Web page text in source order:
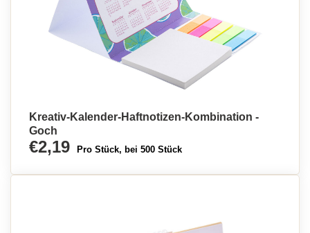
Kreativ-Kalender-Haftnotizen-Kombination -
Goch
€2,19 Pro Stück, bei 500 Stück